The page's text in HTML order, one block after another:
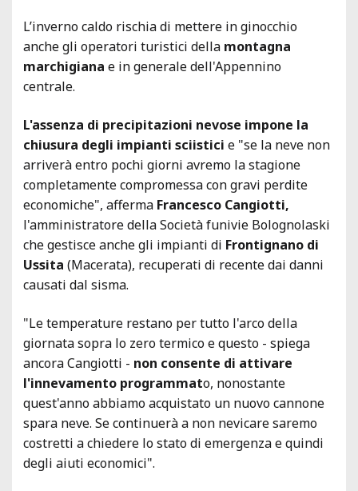
L’inverno caldo rischia di mettere in ginocchio
anche gli operatori turistici della montagna
marchigiana e in generale dell'Appennino
centrale.
L'assenza di precipitazioni nevose impone la
chiusura degli impianti sciistici e "se la neve non
arriverà entro pochi giorni avremo la stagione
completamente compromessa con gravi perdite
economiche", afferma Francesco Cangiotti,
l'amministratore della Società funivie Bolognolaski
che gestisce anche gli impianti di Frontignano di
Ussita (Macerata), recuperati di recente dai danni
causati dal sisma.
"Le temperature restano per tutto l'arco della
giornata sopra lo zero termico e questo - spiega
ancora Cangiotti - non consente di attivare
l'innevamento programmato, nonostante
quest'anno abbiamo acquistato un nuovo cannone
spara neve. Se continuerà a non nevicare saremo
costretti a chiedere lo stato di emergenza e quindi
degli aiuti economici".